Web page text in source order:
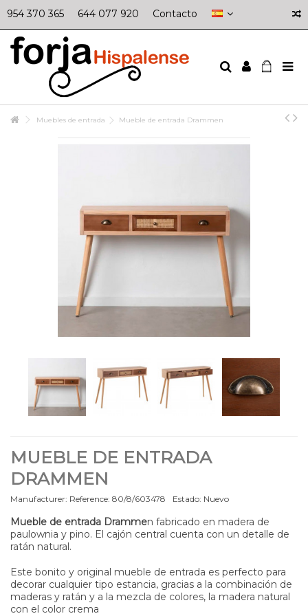
954 370 365 644 077 920 Contacto
Muebles de entrada Mueble de entrada Drammen
MUEBLE DE ENTRADA
DRAMMEN
Manufacturer: Reference: 80/8/603478 Estado: Nuevo
Mueble de entrada Drammen fabricado en madera de
paulownia y pino. El cajón central cuenta con un detalle de
ratán natural.
Este bonito y original mueble de entrada es perfecto para
decorar cualquier tipo estancia, gracias a la combinación de
maderas y ratán y a la mezcla de colores, la madera natural
con el color crema